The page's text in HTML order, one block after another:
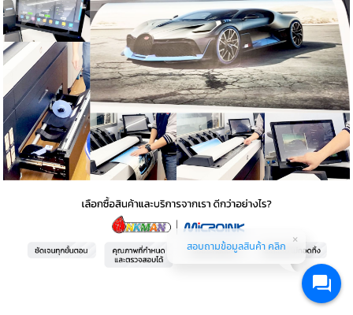
สอบถามข้อมูลสินค้า คลิก